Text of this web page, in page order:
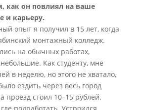
как он повлиял на ваше
и карьеру.
опыт я получил в 15 лет, когда
монтажный колледж.
на обычных работах,
Как студенту, мне
в неделю, но этого не хватало,
ездить через весь город
проезд стоил 10–15 рублей.